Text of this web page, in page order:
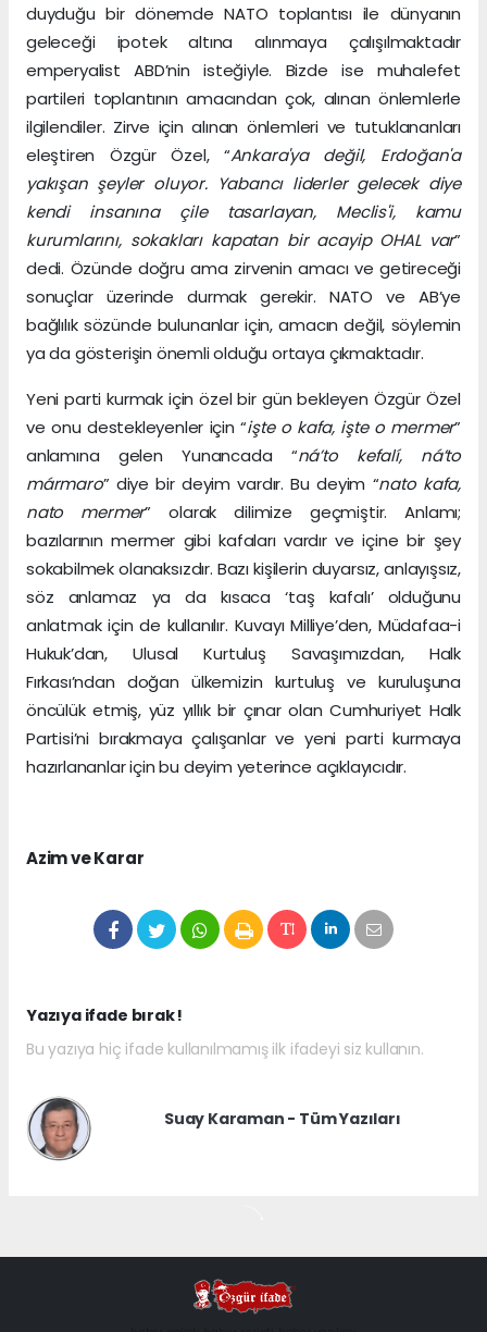
duyduğu bir dönemde NATO toplantısı ile dünyanın
geleceği ipotek altına alınmaya çalışılmaktadır
emperyalist ABD’nin isteğiyle. Bizde ise muhalefet
partileri toplantının amacından çok, alınan önlemlerle
ilgilendiler. Zirve için alınan önlemleri ve tutuklananları
eleştiren Özgür Özel, “Ankara'ya değil, Erdoğan'a
yakışan şeyler oluyor. Yabancı liderler gelecek diye
kendi insanına çile tasarlayan, Meclis'i, kamu
kurumlarını, sokakları kapatan bir acayip OHAL var”
dedi. Özünde doğru ama zirvenin amacı ve getireceği
sonuçlar üzerinde durmak gerekir. NATO ve AB’ye
bağlılık sözünde bulunanlar için, amacın değil, söylemin
ya da gösterişin önemli olduğu ortaya çıkmaktadır.
Yeni parti kurmak için özel bir gün bekleyen Özgür Özel
ve onu destekleyenler için “işte o kafa, işte o mermer”
anlamına gelen Yunancada “ná’to kefalí, ná’to
mármaro” diye bir deyim vardır. Bu deyim “nato kafa,
nato mermer” olarak dilimize geçmiştir. Anlamı;
bazılarının mermer gibi kafaları vardır ve içine bir şey
sokabilmek olanaksızdır. Bazı kişilerin duyarsız, anlayışsız,
söz anlamaz ya da kısaca ‘taş kafalı’ olduğunu
anlatmak için de kullanılır. Kuvayı Milliye’den, Müdafaa-i
Hukuk’dan, Ulusal Kurtuluş Savaşımızdan, Halk
Fırkası’ndan doğan ülkemizin kurtuluş ve kuruluşuna
öncülük etmiş, yüz yıllık bir çınar olan Cumhuriyet Halk
Partisi’ni bırakmaya çalışanlar ve yeni parti kurmaya
hazırlananlar için bu deyim yeterince açıklayıcıdır.
Azim ve Karar
Yazıya ifade bırak !
Bu yazıya hiç ifade kullanılmamış ilk ifadeyi siz kullanın.
Suay Karaman - Tüm Yazıları